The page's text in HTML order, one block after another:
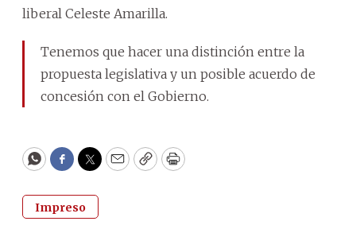
liberal Celeste Amarilla.
Tenemos que hacer una distinción entre la
propuesta legislativa y un posible acuerdo de
concesión con el Gobierno.
WhatsApp
Facebook
Twitter
EmailCopyPrint
Impreso